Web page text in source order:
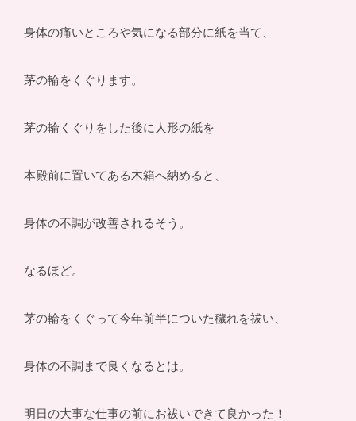
身体の痛いところや気になる部分に紙を当て、
茅の輪をくぐります。
茅の輪くぐりをした後に人形の紙を
本殿前に置いてある木箱へ納めると、
身体の不調が改善されるそう。
なるほど。
茅の輪をくぐって今年前半についた穢れを祓い、
身体の不調まで良くなるとは。
明日の大事な仕事の前にお祓いできて良かった！